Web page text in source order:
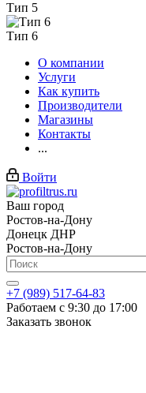
Тип 5
Тип 6
О компании
Услуги
Как купить
Производители
Магазины
Контакты
...
Войти
Ваш город
Ростов-на-Дону
Донецк ДНР
Ростов-на-Дону
+7 (989) 517-64-83
Работаем с 9:30 до 17:00
Заказать звонок